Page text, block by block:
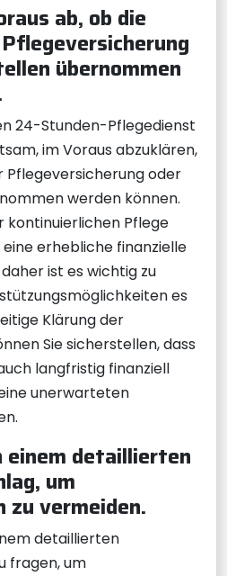
ab, ob die
übernommen
24-Stunden-Pflegedienst
im Voraus abzuklären,
Pflegeversicherung oder
werden können.
kontinuierlichen Pflege
erhebliche finanzielle
ist es wichtig zu
es
Klärung der
Sie sicherstellen, dass
langfristig finanziell
unerwarteten
einem detaillierten
um
zu vermeiden.
detaillierten
fragen, um